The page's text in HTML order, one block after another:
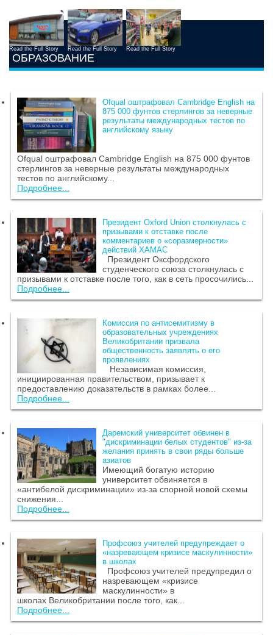
Read the Full Story Read the Full Story Read the Full Story
ОБРАЗОВАНИЕ
Ofqual оштрафовал Cambridge English на
875 000 фунтов стерлингов за неверные
результаты международных тестов по
английскому языку
Ofqual оштрафовал Cambridge English на 875 000 фунтов
стерлингов за неверные результаты международных
тестов по английскому...
Подробнее...
Президент Oxford Union столкнулась с
призывами к отставке после
комментариев о «соразмерности»
действий ХАМАС
Президент Оксфордского
студенческого союза столкнулась с
призывами к отставке после того, как в сеть просочились...
Подробнее...
Комиссия по антисемитизму в
образовательных учреждениях
Великобритании призвала
общественность заявлять о его
проявлениях
Независимая комиссия,
инициированная правительством, призывает к
предоставлению доказательств в рамках более...
Подробнее...
Даремский университет обвинен в
"дискриминации белых студентов" из-за
желания принять в свои ряды больше
азиатов
Имеющий богатую историю
университет обвиняется в
«антибелой дискриминации» из-за спорной новой схемы
снижения...
Подробнее...
Профсоюз учителей предупреждает о
«назревающем кризисе маскулинности»
в школах
Профсоюз учителей предупредил о
назревающем «кризисе
маскулинности» в
школах Великобритании после того, как...
Подробнее...